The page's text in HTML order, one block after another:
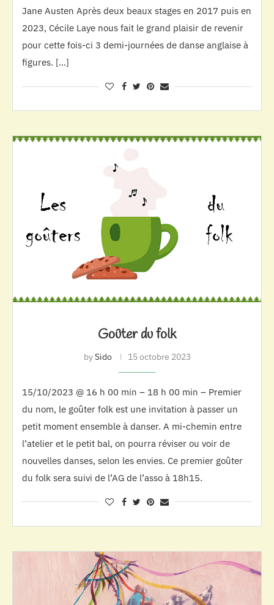
Jane Austen Après deux beaux stages en 2017 puis en
2023, Cécile Laye nous fait le grand plaisir de revenir
pour cette fois-ci 3 demi-journées de danse anglaise à
figures. […]
Goûter du folk
bySido 15 octobre 2023
15/10/2023 @ 16 h 00 min – 18 h 00 min – Premier
du nom, le goûter folk est une invitation à passer un
petit moment ensemble à danser. A mi-chemin entre
l’atelier et le petit bal, on pourra réviser ou voir de
nouvelles danses, selon les envies. Ce premier goûter
du folk sera suivi de l’AG de l’asso à 18h15.